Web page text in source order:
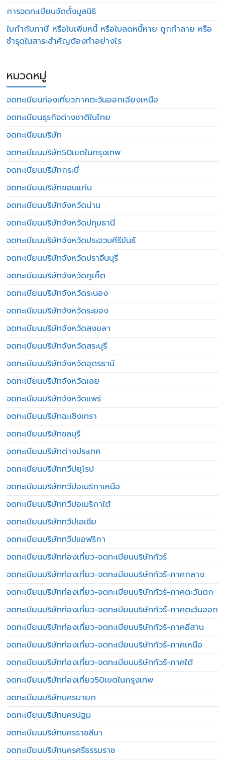
การจดทะเบียนจัดตั้งมูลนิธิ
ใบกำกับภาษี หรือใบเพิ่มหนี้ หรือใบลดหนี้หาย ถูกทำลาย หรือ
ชำรุดในสาระสำคัญต้องทำอย่างไร
หมวดหมู่
จดทะเบียนท่องเที่ยวภาคตะวันออกเฉียงเหนือ
จดทะเบียนธุรกิจต่างชาติในไทย
จดทะเบียนบริษัท
จดทะเบียนบริษัท50เขตในกรุงเทพ
จดทะเบียนบริษัทกระบี่
จดทะเบียนบริษัทขอนแก่น
จดทะเบียนบริษัทจังหวัดน่าน
จดทะเบียนบริษัทจังหวัดปทุมธานี
จดทะเบียนบริษัทจังหวัดประจวบคีรีขันธ์
จดทะเบียนบริษัทจังหวัดปราจีนบุรี
จดทะเบียนบริษัทจังหวัดภูเก็ต
จดทะเบียนบริษัทจังหวัดระนอง
จดทะเบียนบริษัทจังหวัดระยอง
จดทะเบียนบริษัทจังหวัดสงขลา
จดทะเบียนบริษัทจังหวัดสระบุรี
จดทะเบียนบริษัทจังหวัดอุดรธานี
จดทะเบียนบริษัทจังหวัดเลย
จดทะเบียนบริษัทจังหวัดแพร่
จดทะเบียนบริษัทฉะเชิงเทรา
จดทะเบียนบริษัทชลบุรี
จดทะเบียนบริษัทต่างประเทศ
จดทะเบียนบริษัททวีปยุโรป
จดทะเบียนบริษัททวีปอเมริกาเหนือ
จดทะเบียนบริษัททวีปอเมริกาใต้
จดทะเบียนบริษัททวีปเอเชีย
จดทะเบียนบริษัททวีปแอฟริกา
จดทะเบียนบริษัทท่องเที่ยว-จดทะเบียนบริษัททัวร์
จดทะเบียนบริษัทท่องเที่ยว-จดทะเบียนบริษัททัวร์-ภาคกลาง
จดทะเบียนบริษัทท่องเที่ยว-จดทะเบียนบริษัททัวร์-ภาคตะวันตก
จดทะเบียนบริษัทท่องเที่ยว-จดทะเบียนบริษัททัวร์-ภาคตะวันออก
จดทะเบียนบริษัทท่องเที่ยว-จดทะเบียนบริษัททัวร์-ภาคอีสาน
จดทะเบียนบริษัทท่องเที่ยว-จดทะเบียนบริษัททัวร์-ภาคเหนือ
จดทะเบียนบริษัทท่องเที่ยว-จดทะเบียนบริษัททัวร์-ภาคใต้
จดทะเบียนบริษัทท่องเที่ยว50เขตในกรุงเทพ
จดทะเบียนบริษัทนครนายก
จดทะเบียนบริษัทนครปฐม
จดทะเบียนบริษัทนครราชสีมา
จดทะเบียนบริษัทนครศรีธรรมราช